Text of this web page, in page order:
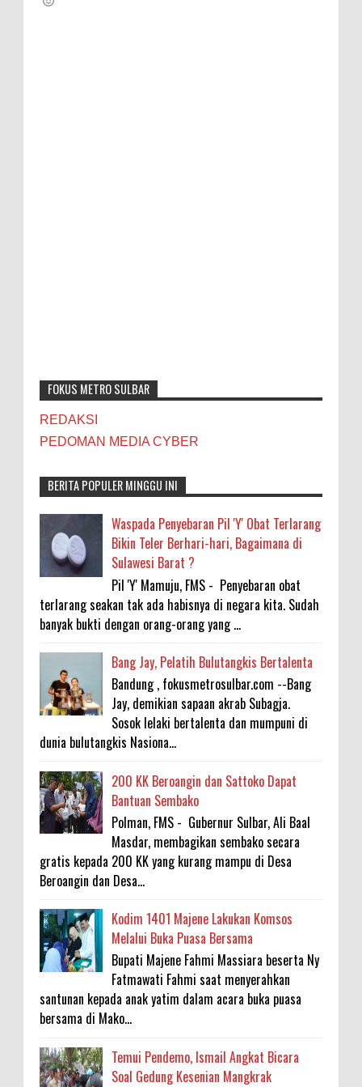
FOKUS METRO SULBAR
REDAKSI
PEDOMAN MEDIA CYBER
BERITA POPULER MINGGU INI
Waspada Penyebaran Pil 'Y' Obat Terlarang
Bikin Teler Berhari-hari, Bagaimana di
Sulawesi Barat ?
Pil 'Y' Mamuju, FMS - Penyebaran obat
terlarang seakan tak ada habisnya di negara kita. Sudah
banyak bukti dengan orang-orang yang ...
Bang Jay, Pelatih Bulutangkis Bertalenta
Bandung , fokusmetrosulbar.com --Bang
Jay, demikian sapaan akrab Subagja.
Sosok lelaki bertalenta dan mumpuni di
dunia bulutangkis Nasiona...
200 KK Beroangin dan Sattoko Dapat
Bantuan Sembako
Polman, FMS - Gubernur Sulbar, Ali Baal
Masdar, membagikan sembako secara
gratis kepada 200 KK yang kurang mampu di Desa
Beroangin dan Desa...
Kodim 1401 Majene Lakukan Komsos
Melalui Buka Puasa Bersama
Bupati Majene Fahmi Massiara beserta Ny
Fatmawati Fahmi saat menyerahkan
santunan kepada anak yatim dalam acara buka puasa
bersama di Mako...
Temui Pendemo, Ismail Angkat Bicara
Soal Gedung Kesenian Mangkrak